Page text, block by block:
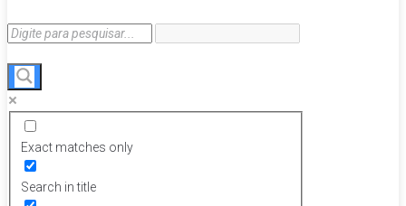
Exact matches only
Search in title